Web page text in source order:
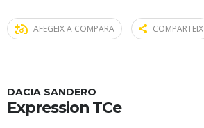
AFEGEIX A COMPARA COMPARTEIX
DACIA SANDERO
Expression TCe